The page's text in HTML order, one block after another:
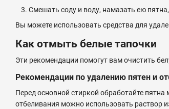
Смешать соду и воду, намазать ею
Вы можете использовать средства для
Как отмыть белые тапочки
Эти рекомендации помогут вам очистить
Рекомендации по удалению пятен и
Перед основной стиркой обработайте
отбеливания можно использовать раствор